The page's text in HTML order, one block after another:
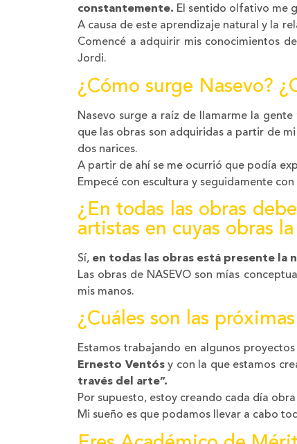
constantemente. El sentido olfativo me
A causa de este aprendizaje natural y la
Comencé a adquirir mis conocimientos
Jordi.
¿Cómo surge Nasevo?
Nasevo surge a raíz de llamarme la gente
que las obras son adquiridas a partir de
dos narices.
A partir de ahí se me ocurrió que podía
Empecé con escultura y seguidamente
¿En todas las obras
artistas en cuyas obras
Sí, en todas las obras está presente la
Las obras de NASEVO son mías
mis manos.
¿Cuáles son las
Estamos trabajando en algunos
Ernesto Ventósy con la que estamos
través del arte”.
Por supuesto, estoy creando cada día
Mi sueño es que podamos llevar a cabo